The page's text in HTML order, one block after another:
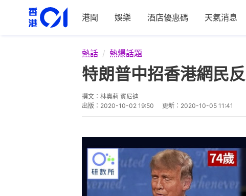
港聞 娛樂 酒店優惠碼 天氣消息
熱話 熱爆話題
特朗普中招香港網民
撰文： 林奧莉 賓尼迪
出版： 2020-10-02 19:50 更新： 2020-10-05 11:41